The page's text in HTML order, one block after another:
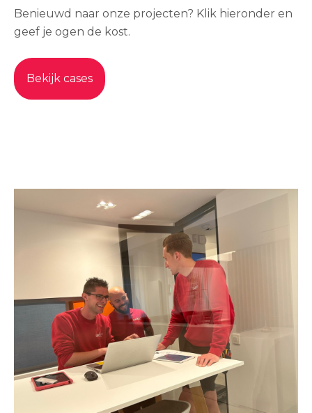
Benieuwd naar onze projecten? Klik hieronder en
geef je ogen de kost.
Bekijk cases